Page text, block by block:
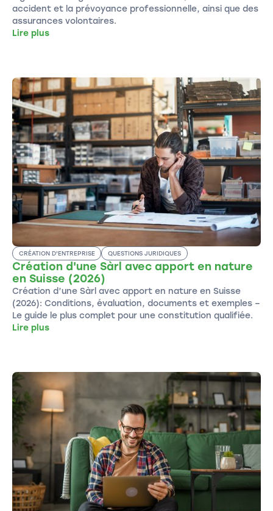
accident et la prévoyance professionnelle, ainsi que des
assurances volontaires.
Lire plus
CRÉATION D'ENTREPRISE QUESTIONS JURIDIQUES
Création d'une Sàrl avec apport en nature
en Suisse (2026)
Création d’une Sàrl avec apport en nature en Suisse
(2026): Conditions, évaluation, documents et exemples –
Le guide le plus complet pour une constitution qualifiée.
Lire plus